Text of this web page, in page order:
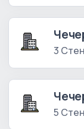
3
5